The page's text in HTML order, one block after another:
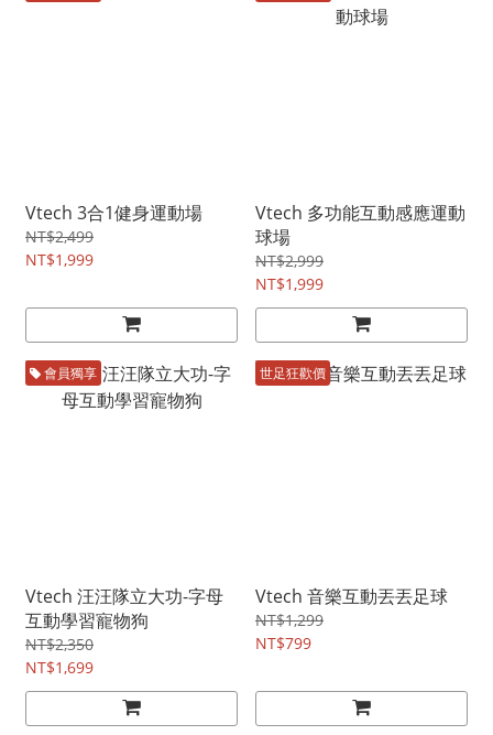
Vtech 3合1健身運動場
NT$2,499
NT$1,999
Vtech 多功能互動感應運動
球場
NT$2,999
NT$1,999
會員獨享
Vtech 汪汪隊立大功-字母
互動學習寵物狗
NT$2,350
NT$1,699
世足狂歡價
Vtech 音樂互動丟丟足球
NT$1,299
NT$799